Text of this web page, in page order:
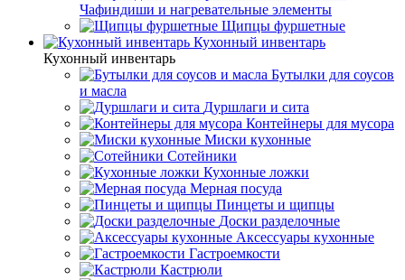
Чафиндиши и нагревательные элементы
Щипцы фуршетные
Кухонный инвентарь
Кухонный инвентарь
Бутылки для соусов
и масла
Дуршлаги и сита
Контейнеры для мусора
Миски кухонные
Сотейники
Кухонные ложки
Мерная посуда
Пинцеты и щипцы
Доски разделочные
Аксессуары кухонные
Гастроемкости
Кастрюли